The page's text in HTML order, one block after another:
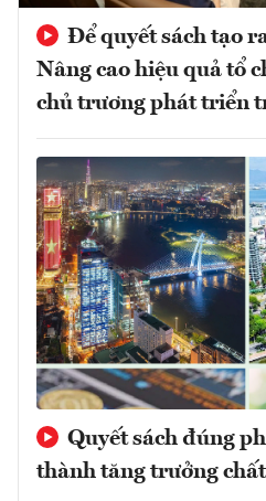
Để quyết sách tạo
Nâng cao hiệu quả tổ
chủ trương phát triển
Quyết sách đúng
thành tăng trưởng